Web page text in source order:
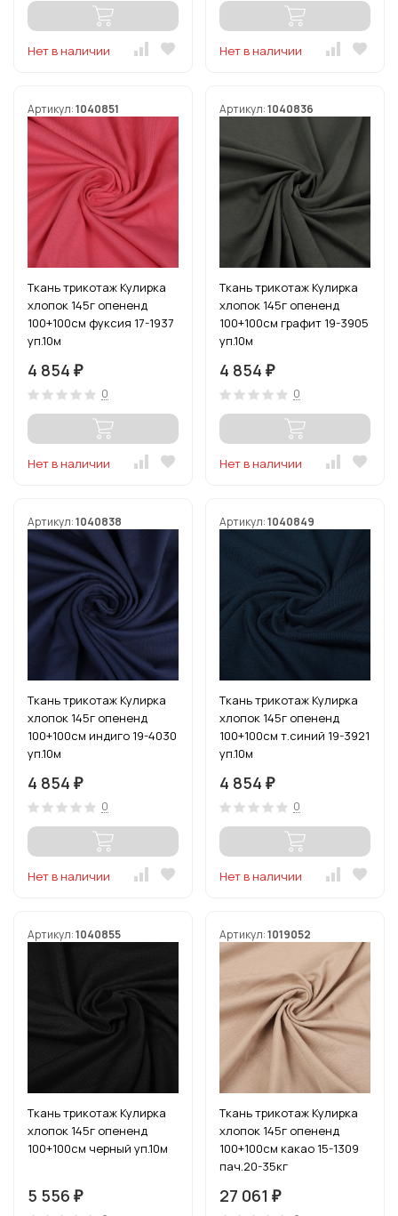
Нет в наличии Нет в наличии
Артикул:1040851
Ткань трикотаж Кулирка
хлопок 145г опененд
100+100см фуксия 17-1937
уп.10м
4 854 ₽
0
Нет в наличии
Артикул:1040836
Ткань трикотаж Кулирка
хлопок 145г опененд
100+100см графит 19-3905
уп.10м
4 854 ₽
0
Нет в наличии
Артикул:1040838
Ткань трикотаж Кулирка
хлопок 145г опененд
100+100см индиго 19-4030
уп.10м
4 854 ₽
0
Нет в наличии
Артикул:1040849
Ткань трикотаж Кулирка
хлопок 145г опененд
100+100см т.синий 19-3921
уп.10м
4 854 ₽
0
Нет в наличии
Артикул:1040855
Ткань трикотаж Кулирка
хлопок 145г опененд
100+100см черный уп.10м
5 556 ₽
Артикул:1019052
Ткань трикотаж Кулирка
хлопок 145г опененд
100+100см какао 15-1309
пач.20-35кг
27 061 ₽